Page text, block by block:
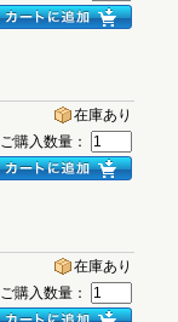
在庫あり
ご購入数量：
在庫あり
ご購入数量：